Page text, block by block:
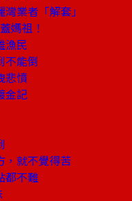
業者「解套」
媽祖！
漁民
能倒
悲憤
金記
，就不覺得苦
都不難